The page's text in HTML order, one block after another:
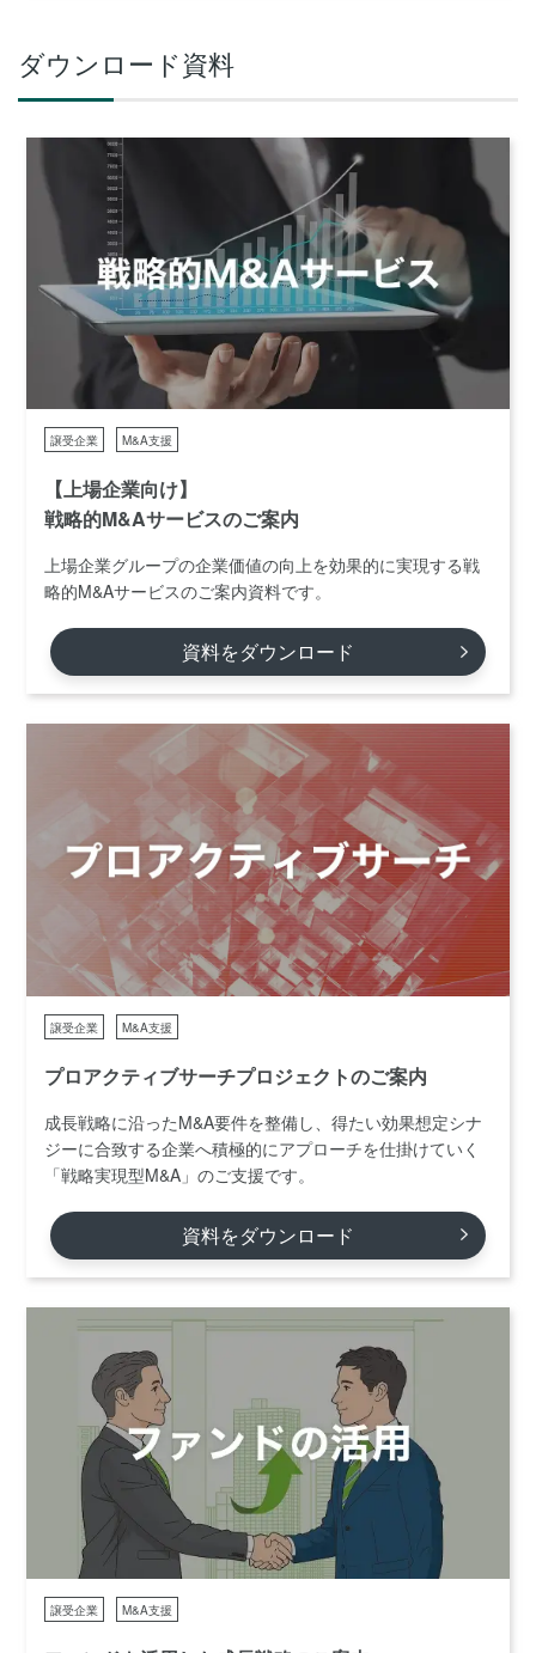
ダウンロード資料
譲受企業 M&A支援
【上場企業向け】
戦略的M&Aサービスのご案内
上場企業グループの企業価値の向上を効果的に実現する戦
略的M&Aサービスのご案内資料です。
資料をダウンロード
譲受企業 M&A支援
プロアクティブサーチプロジェクトのご案内
成長戦略に沿ったM&A要件を整備し、得たい効果想定シナ
ジーに合致する企業へ積極的にアプローチを仕掛けていく
「戦略実現型M&A」のご支援です。
資料をダウンロード
譲受企業 M&A支援